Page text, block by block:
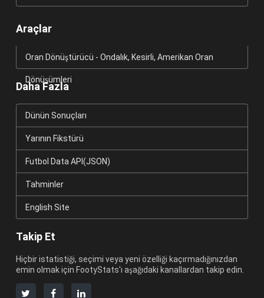
Araçlar
Oran Dönüştürücü - Ondalık, Kesirli, Amerikan Oran
Dönüşümleri
Daha Fazla
Dünün Sonuçları
Yarının Fikstürü
Futbol Data API(JSON)
Tahminler
English Site
Takip Et
Hiçbir istatistiği, seçimi veya yeni özelliği kaçırmadığınızdan
emin olmak için FootyStats'ı aşağıdaki kanallardan takip edin.